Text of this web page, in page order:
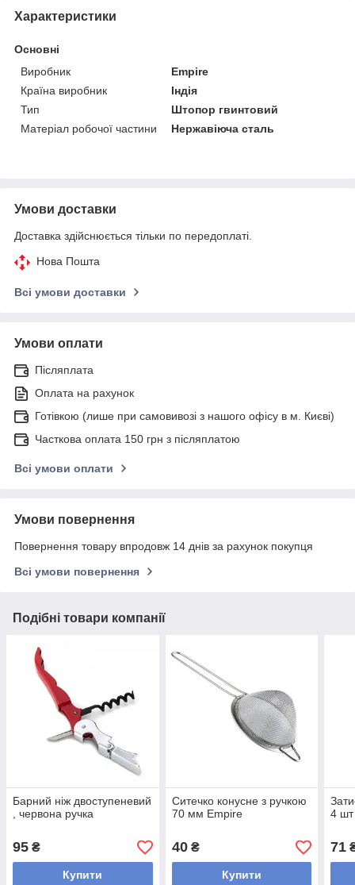
Характеристики
Основні
Виробник
Empire
Країна виробник
Індія
Тип
Штопор гвинтовий
Матеріал робочої частини
Нержавіюча сталь
Умови доставки
Доставка здійснюється тільки по передоплаті.
Нова Пошта
Всі умови доставки
Умови оплати
Післяплата
Оплата на рахунок
Готівкою (лише при самовивозі з нашого офісу в м. Києві)
Часткова оплата 150 грн з післяплатою
Всі умови оплати
Умови повернення
Повернення товару впродовж 14 днів за рахунок покупця
Всі умови повернення
Подібні товари компанії
Барний ніж двоступеневий
, червона ручка
95 ₴
Купити
Ситечко конусне з ручкою
70 мм Empire
40₴
Купити
4 шт
71